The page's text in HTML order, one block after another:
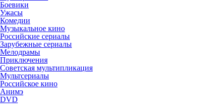
Боевики
Ужасы
Комедии
Музыкальное кино
Российские сериалы
Зарубежные сериалы
Мелодрамы
Приключения
Советская мультипликация
Мультсериалы
Российское кино
Анимэ
DVD